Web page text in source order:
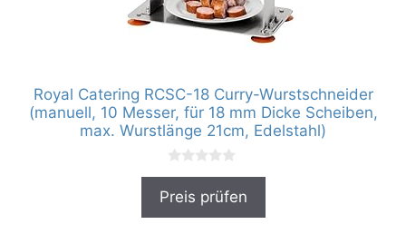
Royal Catering RCSC-18 Curry-Wurstschneider
(manuell, 10 Messer, für 18 mm Dicke Scheiben,
max. Wurstlänge 21cm, Edelstahl)
0
o
Preis prüfen